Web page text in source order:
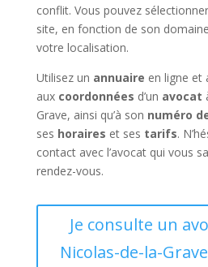
conflit. Vous pouvez
site, en fonction de son
votre localisation.
Utilisez un annuaire en ligne et
aux coordonnées d’un avocat
Grave, ainsi qu’à son numéro
ses horaires et ses tarifs.
contact avec l’avocat qui vous
rendez-vous.
Je consulte un
Nicolas-de-la-